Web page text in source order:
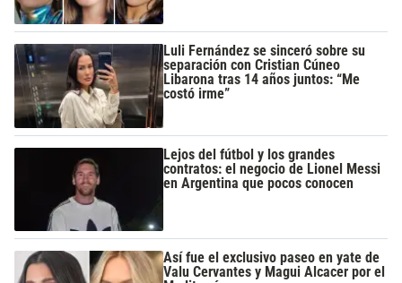
Luli Fernández se sinceró sobre su
separación con Cristian Cúneo
Libarona tras 14 años juntos: “Me
costó irme”
Lejos del fútbol y los grandes
contratos: el negocio de Lionel Messi
en Argentina que pocos conocen
Así fue el exclusivo paseo en yate de
Valu Cervantes y Magui Alcacer por el